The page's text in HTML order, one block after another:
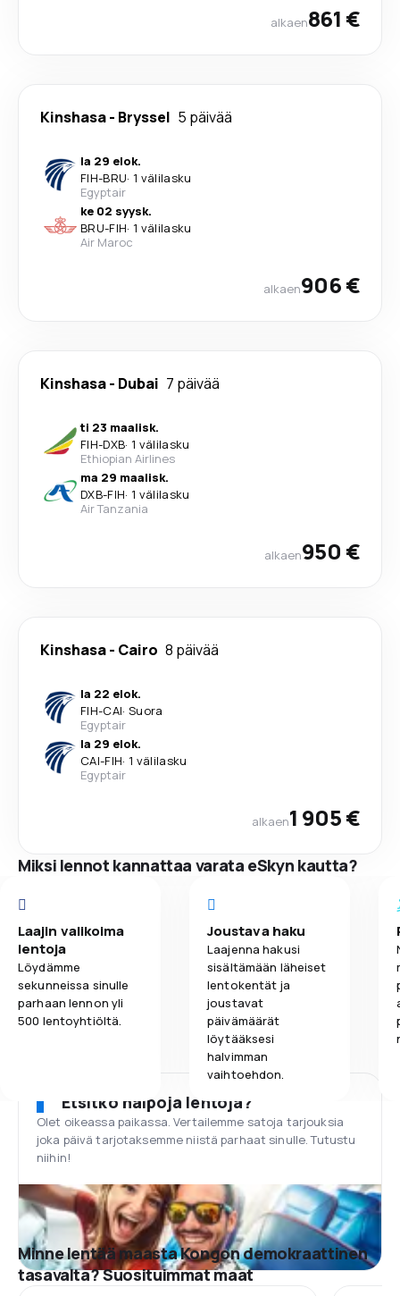
alkaen861 €
Kinshasa- Bryssel 5 päivää
la 29 elok.
FIH-BRU· 1 välilasku
Egyptair
ke 02 syysk.
BRU-FIH· 1 välilasku
Air Maroc
alkaen906 €
Kinshasa- Dubai 7 päivää
ti 23 maalisk.
FIH-DXB· 1 välilasku
Ethiopian Airlines
ma 29 maalisk.
DXB-FIH· 1 välilasku
Air Tanzania
alkaen950 €
Kinshasa- Cairo 8 päivää
la 22 elok.
FIH-CAI· Suora
Egyptair
la 29 elok.
CAI-FIH· 1 välilasku
Egyptair
alkaen1 905 €
Miksi lennot kannattaa varata eSkyn kautta?
Laajin valikoima
lentoja
Löydämme
sekunneissa sinulle
parhaan lennon yli
500 lentoyhtiöltä.
Joustava haku
Laajenna hakusi
sisältämään läheiset
lentokentät ja
joustavat
päivämäärät
löytääksesi
halvimman
vaihtoehdon.
Etsitkö halpoja lentoja?
Olet oikeassa paikassa. Vertailemme satoja tarjouksia
joka päivä tarjotaksemme niistä parhaat sinulle. Tutustu
niihin!
Minne lentää maasta Kongon demokraattinen
tasavalta? Suosituimmat maat